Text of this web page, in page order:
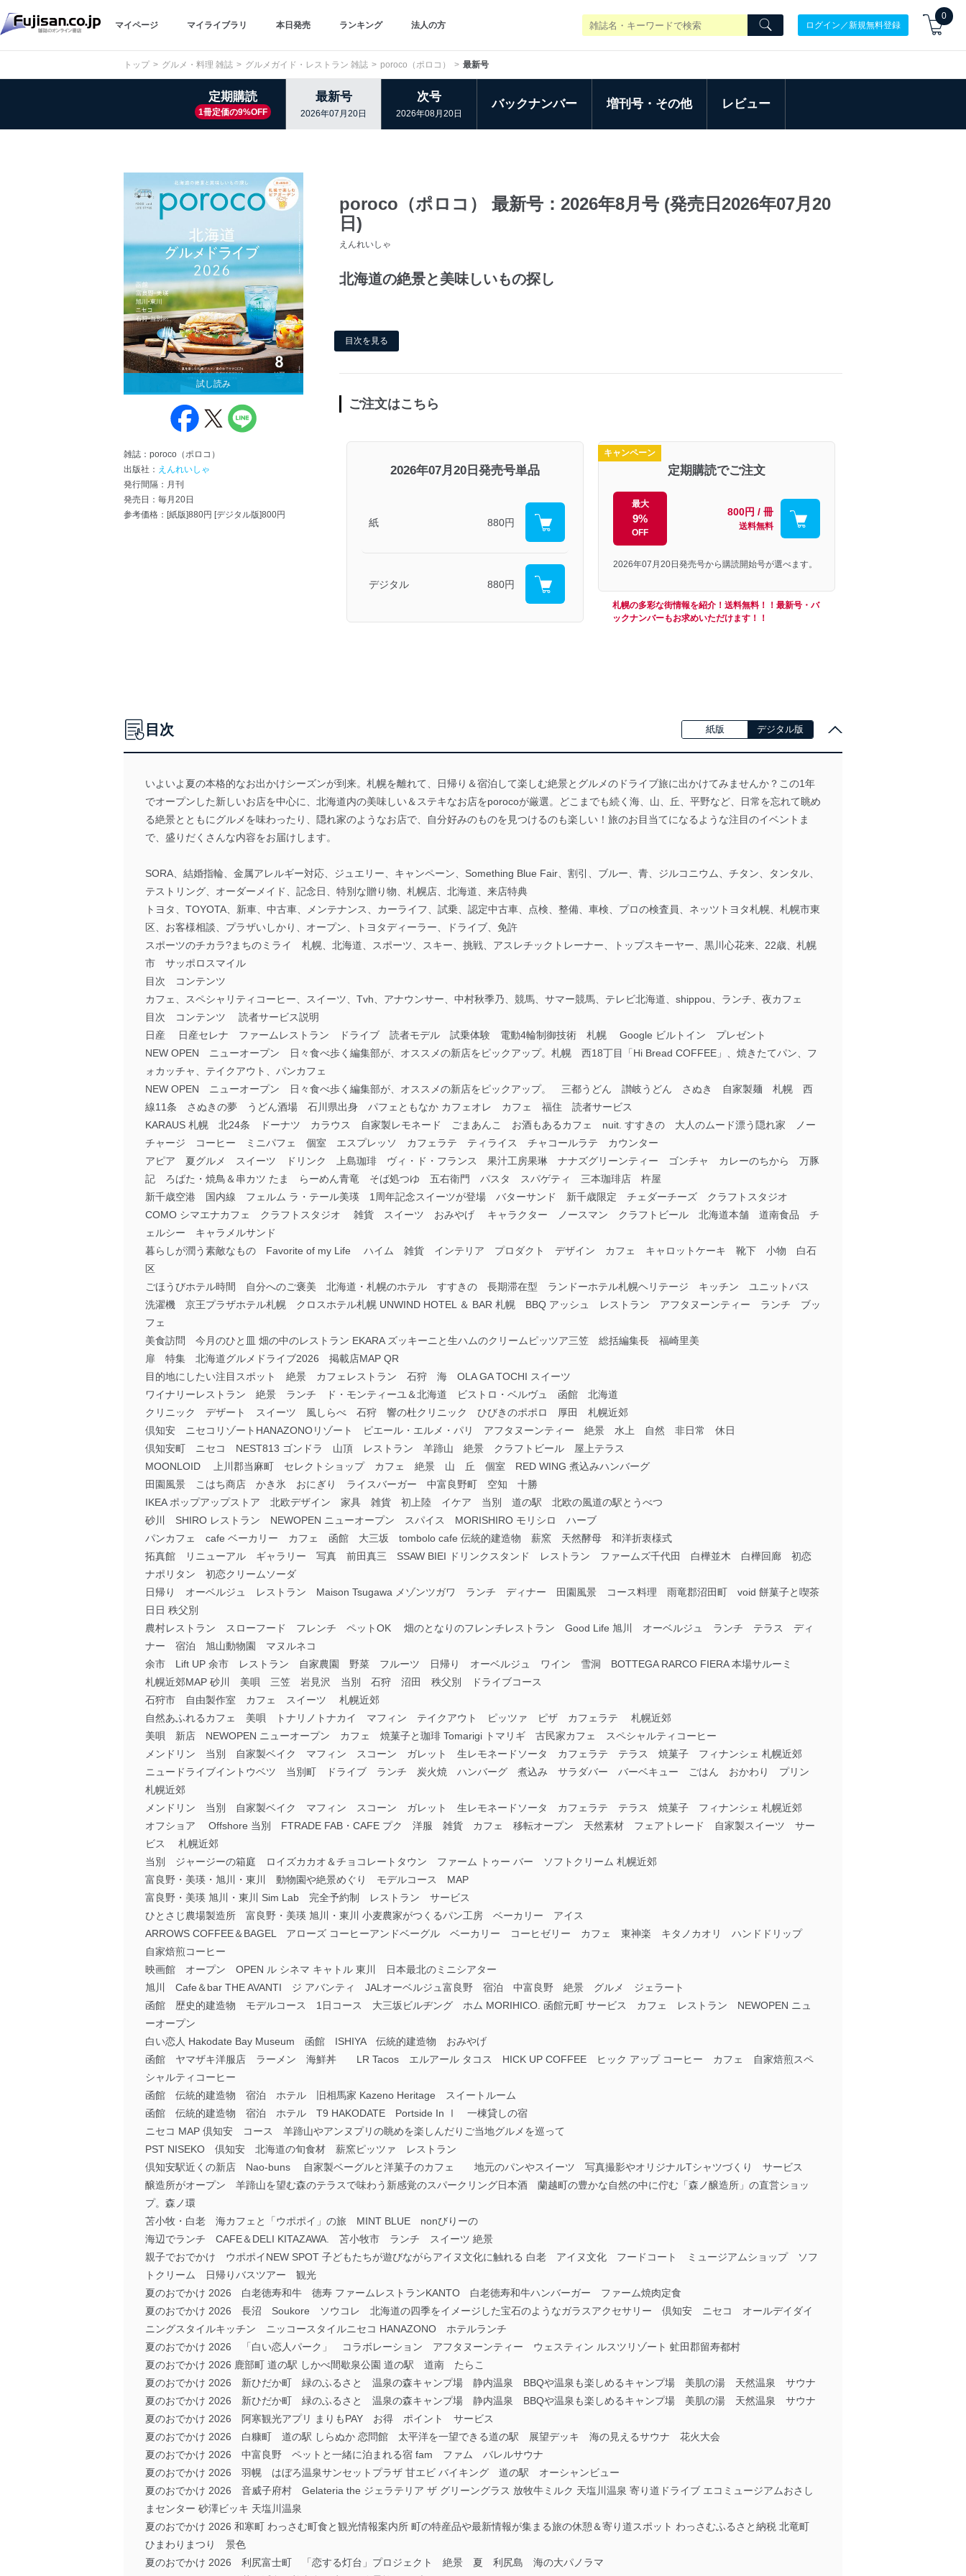
マイページ マイライブラリ 本日発売 ランキング 法人の方 ログイン／新規無料登録
0
トップ グルメ・料理 雑誌 グルメガイド・レストラン 雑誌 poroco（ポロコ） 最新号
定期購読
1冊定価の9%OFF
最新号
2026年07月20日
次号
2026年08月20日
バックナンバー 増刊号・その他 レビュー
試し読み
雑誌：poroco（ポロコ）
出版社： えんれいしゃ
発行間隔：月刊
発売日：毎月20日
参考価格：[紙版]880円 [デジタル版]800円
poroco（ポロコ） 最新号：2026年8月号 (発売日2026年07月20
日)
えんれいしゃ
北海道の絶景と美味しいもの探し
目次を見る
ご注文はこちら
2026年07月20日発売号単品
紙 880円
デジタル 880円
キャンペーン
定期購読でご注文
最大
9%
OFF
800円 / 冊
送料無料
2026年07月20日発売号から購読開始号が選べます。
札幌の多彩な街情報を紹介！送料無料！！最新号・バ
ックナンバーもお求めいただけます！！
目次 紙版 デジタル版
いよいよ夏の本格的なお出かけシーズンが到来。札幌を離れて、日帰り＆宿泊して楽しむ絶景とグルメのドライブ旅に出かけてみませんか？この1年
でオープンした新しいお店を中心に、北海道内の美味しい＆ステキなお店をporocoが厳選。どこまでも続く海、山、丘、平野など、日常を忘れて眺め
る絶景とともにグルメを味わったり、隠れ家のようなお店で、自分好みのものを見つけるのも楽しい！旅のお目当てになるような注目のイベントま
で、盛りだくさんな内容をお届けします。
SORA、結婚指輪、金属アレルギー対応、ジュエリー、キャンペーン、Something Blue Fair、割引、ブルー、青、ジルコニウム、チタン、タンタル、
テストリング、オーダーメイド、記念日、特別な贈り物、札幌店、北海道、来店特典
トヨタ、TOYOTA、新車、中古車、メンテナンス、カーライフ、試乗、認定中古車、点検、整備、車検、プロの検査員、ネッツトヨタ札幌、札幌市東
区、お客様相談、プラザいしかり、オープン、トヨタディーラー、ドライブ、免許
スポーツのチカラ?まちのミライ 札幌、北海道、スポーツ、スキー、挑戦、アスレチックトレーナー、トップスキーヤー、黒川心花来、22歳、札幌
市 サッポロスマイル
目次 コンテンツ
カフェ、スペシャリティコーヒー、スイーツ、Tvh、アナウンサー、中村秋季乃、競馬、サマー競馬、テレビ北海道、shippou、ランチ、夜カフェ
目次 コンテンツ 読者サービス説明
日産 日産セレナ ファームレストラン ドライブ 読者モデル 試乗体験 電動4輪制御技術 札幌 Google ビルトイン プレゼント
NEW OPEN ニューオープン 日々食べ歩く編集部が、オススメの新店をピックアップ。札幌 西18丁目「Hi Bread COFFEE」、焼きたてパン、フ
ォカッチャ、テイクアウト、パンカフェ
NEW OPEN ニューオープン 日々食べ歩く編集部が、オススメの新店をピックアップ。 三都うどん 讃岐うどん さぬき 自家製麺 札幌 西
線11条 さぬきの夢 うどん酒場 石川県出身 パフェともなか カフェオレ カフェ 福住 読者サービス
KARAUS 札幌 北24条 ドーナツ カラウス 自家製レモネード ごまあんこ お酒もあるカフェ nuit. すすきの 大人のムード漂う隠れ家 ノー
チャージ コーヒー ミニパフェ 個室 エスプレッソ カフェラテ ティライス チャコールラテ カウンター
アピア 夏グルメ スイーツ ドリンク 上島珈琲 ヴィ・ド・フランス 果汁工房果琳 ナナズグリーンティー ゴンチャ カレーのちから 万豚
記 ろばた・焼鳥＆串カツ たま らーめん青竜 そば処つゆ 五右衛門 パスタ スパゲティ 三本珈琲店 杵屋
新千歳空港 国内線 フェルム ラ・テール美瑛 1周年記念スイーツが登場 バターサンド 新千歳限定 チェダーチーズ クラフトスタジオ
COMO シマエナカフェ クラフトスタジオ 雑貨 スイーツ おみやげ キャラクター ノースマン クラフトビール 北海道本舗 道南食品 チ
ェルシー キャラメルサンド
暮らしが潤う素敵なもの Favorite of my Life ハイム 雑貨 インテリア プロダクト デザイン カフェ キャロットケーキ 靴下 小物 白石
区
ごほうびホテル時間 自分へのご褒美 北海道・札幌のホテル すすきの 長期滞在型 ランドーホテル札幌ヘリテージ キッチン ユニットバス
洗濯機 京王プラザホテル札幌 クロスホテル札幌 UNWIND HOTEL ＆ BAR 札幌 BBQ アッシュ レストラン アフタヌーンティー ランチ ブッ
フェ
美食訪問 今月のひと皿 畑の中のレストラン EKARA ズッキーニと生ハムのクリームピッツア三笠 総括編集長 福崎里美
扉 特集 北海道グルメドライブ2026 掲載店MAP QR
目的地にしたい注目スポット 絶景 カフェレストラン 石狩 海 OLA GA TOCHI スイーツ
ワイナリーレストラン 絶景 ランチ ド・モンティーユ＆北海道 ビストロ・ベルヴュ 函館 北海道
クリニック デザート スイーツ 風しらべ 石狩 響の杜クリニック ひびきのポポロ 厚田 札幌近郊
倶知安 ニセコリゾートHANAZONOリゾート ピエール・エルメ・パリ アフタヌーンティー 絶景 水上 自然 非日常 休日
倶知安町 ニセコ NEST813 ゴンドラ 山頂 レストラン 羊蹄山 絶景 クラフトビール 屋上テラス
MOONLOID 上川郡当麻町 セレクトショップ カフェ 絶景 山 丘 個室 RED WING 煮込みハンバーグ
田園風景 こはち商店 かき氷 おにぎり ライスバーガー 中富良野町 空知 十勝
IKEA ポップアップストア 北欧デザイン 家具 雑貨 初上陸 イケア 当別 道の駅 北欧の風道の駅とうべつ
砂川 SHIRO レストラン NEWOPEN ニューオープン スパイス MORISHIRO モリシロ ハーブ
パンカフェ cafe ベーカリー カフェ 函館 大三坂 tombolo cafe 伝統的建造物 薪窯 天然酵母 和洋折衷様式
拓真館 リニューアル ギャラリー 写真 前田真三 SSAW BIEI ドリンクスタンド レストラン ファームズ千代田 白樺並木 白樺回廊 初恋
ナポリタン 初恋クリームソーダ
日帰り オーベルジュ レストラン Maison Tsugawa メゾンツガワ ランチ ディナー 田園風景 コース料理 雨竜郡沼田町 void 餅菓子と喫茶
日日 秩父別
農村レストラン スローフード フレンチ ペットOK 畑のとなりのフレンチレストラン Good Life 旭川 オーベルジュ ランチ テラス ディ
ナー 宿泊 旭山動物園 マヌルネコ
余市 Lift UP 余市 レストラン 自家農園 野菜 フルーツ 日帰り オーベルジュ ワイン 雪洞 BOTTEGA RARCO FIERA 本場サルーミ
札幌近郊MAP 砂川 美唄 三笠 岩見沢 当別 石狩 沼田 秩父別 ドライブコース
石狩市 自由製作室 カフェ スイーツ 札幌近郊
自然あふれるカフェ 美唄 トナリノトナカイ マフィン テイクアウト ピッツァ ピザ カフェラテ 札幌近郊
美唄 新店 NEWOPEN ニューオープン カフェ 焼菓子と珈琲 Tomarigi トマリギ 古民家カフェ スペシャルティコーヒー
メンドリン 当別 自家製ベイク マフィン スコーン ガレット 生レモネードソータ カフェラテ テラス 焼菓子 フィナンシェ 札幌近郊
ニュードライブイントウベツ 当別町 ドライブ ランチ 炭火焼 ハンバーグ 煮込み サラダバー バーベキュー ごはん おかわり プリン
札幌近郊
メンドリン 当別 自家製ベイク マフィン スコーン ガレット 生レモネードソータ カフェラテ テラス 焼菓子 フィナンシェ 札幌近郊
オフショア Offshore 当別 FTRADE FAB・CAFE プク 洋服 雑貨 カフェ 移転オープン 天然素材 フェアトレード 自家製スイーツ サー
ビス 札幌近郊
当別 ジャージーの箱庭 ロイズカカオ＆チョコレートタウン ファーム トゥー バー ソフトクリーム 札幌近郊
富良野・美瑛・旭川・東川 動物園や絶景めぐり モデルコース MAP
富良野・美瑛 旭川・東川 Sim Lab 完全予約制 レストラン サービス
ひとさじ農場製造所 富良野・美瑛 旭川・東川 小麦農家がつくるパン工房 ベーカリー アイス
ARROWS COFFEE＆BAGEL アローズ コーヒーアンドベーグル ベーカリー コーヒゼリー カフェ 東神楽 キタノカオリ ハンドドリップ
自家焙煎コーヒー
映画館 オープン OPEN ル シネマ キャトル 東川 日本最北のミニシアター
旭川 Cafe＆bar THE AVANTI ジ アバンティ JALオーベルジュ富良野 宿泊 中富良野 絶景 グルメ ジェラート
函館 歴史的建造物 モデルコース 1日コース 大三坂ビルヂング ホム MORIHICO. 函館元町 サービス カフェ レストラン NEWOPEN ニュ
ーオープン
白い恋人 Hakodate Bay Museum 函館 ISHIYA 伝統的建造物 おみやげ
函館 ヤマザキ洋服店 ラーメン 海鮮丼 LR Tacos エルアール タコス HICK UP COFFEE ヒック アップ コーヒー カフェ 自家焙煎スペ
シャルティコーヒー
函館 伝統的建造物 宿泊 ホテル 旧相馬家 Kazeno Heritage スイートルーム
函館 伝統的建造物 宿泊 ホテル T9 HAKODATE Portside In Ⅰ 一棟貸しの宿
ニセコ MAP 倶知安 コース 羊蹄山やアンヌプリの眺めを楽しんだりご当地グルメを巡って
PST NISEKO 倶知安 北海道の旬食材 薪窯ピッツァ レストラン
倶知安駅近くの新店 Nao-buns 自家製ベーグルと洋菓子のカフェ 地元のパンやスイーツ 写真撮影やオリジナルTシャツづくり サービス
醸造所がオープン 羊蹄山を望む森のテラスで味わう新感覚のスパークリング日本酒 蘭越町の豊かな自然の中に佇む「森ノ醸造所」の直営ショッ
プ。森ノ環
苫小牧・白老 海カフェと「ウポポイ」の旅 MINT BLUE nonびりーの
海辺でランチ CAFE＆DELI KITAZAWA. 苫小牧市 ランチ スイーツ 絶景
親子でおでかけ ウポポイNEW SPOT 子どもたちが遊びながらアイヌ文化に触れる 白老 アイヌ文化 フードコート ミュージアムショップ ソフ
トクリーム 日帰りバスツアー 観光
夏のおでかけ 2026 白老徳寿和牛 徳寿 ファームレストランKANTO 白老徳寿和牛ハンバーガー ファーム焼肉定食
夏のおでかけ 2026 長沼 Soukore ソウコレ 北海道の四季をイメージした宝石のようなガラスアクセサリー 倶知安 ニセコ オールデイダイ
ニングスタイルキッチン ニッコースタイルニセコ HANAZONO ホテルランチ
夏のおでかけ 2026 「白い恋人パーク」 コラボレーション アフタヌーンティー ウェスティン ルスツリゾート 虻田郡留寿都村
夏のおでかけ 2026 鹿部町 道の駅 しかべ間歇泉公園 道の駅 道南 たらこ
夏のおでかけ 2026 新ひだか町 緑のふるさと 温泉の森キャンプ場 静内温泉 BBQや温泉も楽しめるキャンプ場 美肌の湯 天然温泉 サウナ
夏のおでかけ 2026 新ひだか町 緑のふるさと 温泉の森キャンプ場 静内温泉 BBQや温泉も楽しめるキャンプ場 美肌の湯 天然温泉 サウナ
夏のおでかけ 2026 阿寒観光アプリ まりもPAY お得 ポイント サービス
夏のおでかけ 2026 白糠町 道の駅 しらぬか 恋問館 太平洋を一望できる道の駅 展望デッキ 海の見えるサウナ 花火大会
夏のおでかけ 2026 中富良野 ペットと一緒に泊まれる宿 fam ファム バレルサウナ
夏のおでかけ 2026 羽幌 はぼろ温泉サンセットプラザ 甘エビ バイキング 道の駅 オーシャンビュー
夏のおでかけ 2026 音威子府村 Gelateria the ジェラテリア ザ グリーングラス 放牧牛ミルク 天塩川温泉 寄り道ドライブ エコミュージアムおさし
まセンター 砂澤ビッキ 天塩川温泉
夏のおでかけ 2026 和寒町 わっさむ町食と観光情報案内所 町の特産品や最新情報が集まる旅の休憩＆寄り道スポット わっさむふるさと納税 北竜町
ひまわりまつり 景色
夏のおでかけ 2026 利尻富士町 「恋する灯台」プロジェクト 絶景 夏 利尻島 海の大パノラマ